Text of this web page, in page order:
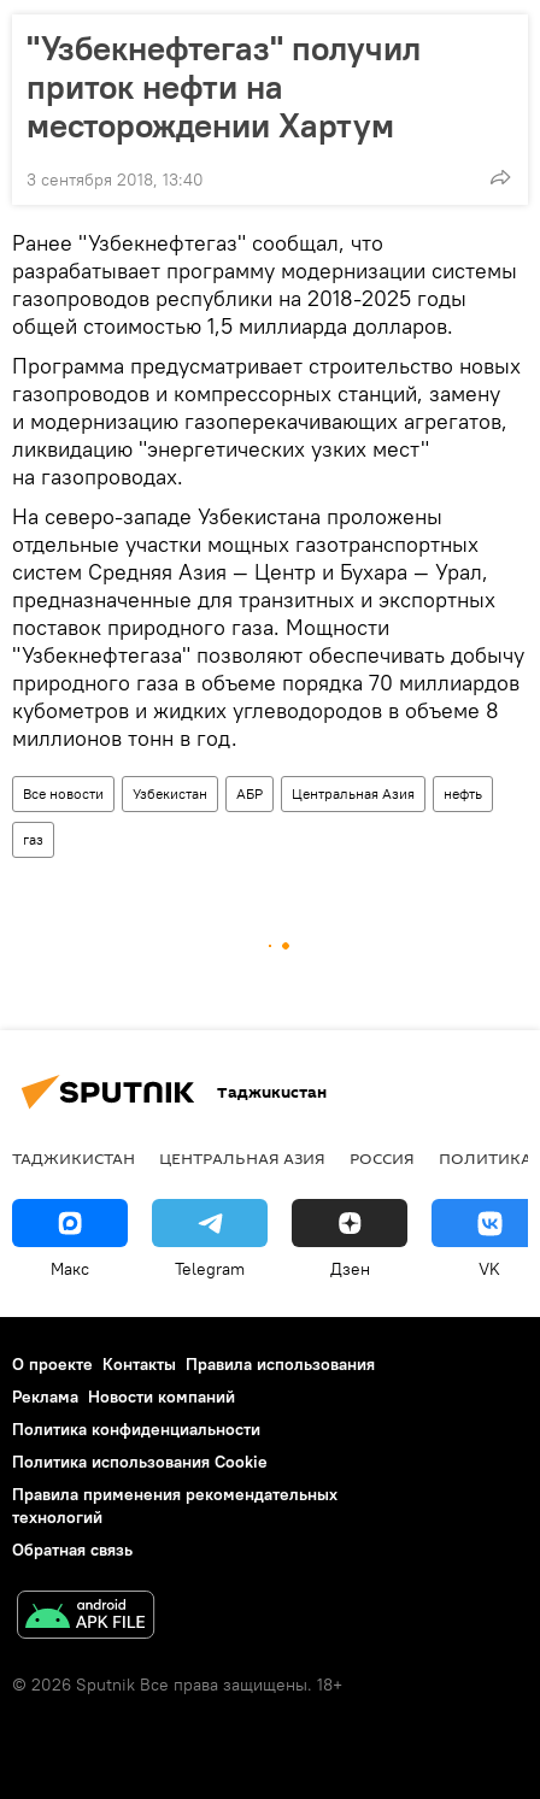
"Узбекнефтегаз" получил
приток нефти на
месторождении Хартум
3 сентября 2018, 13:40
Ранее "Узбекнефтегаз" сообщал, что
разрабатывает программу модернизации системы
газопроводов республики на 2018-2025 годы
общей стоимостью 1,5 миллиарда долларов.
Программа предусматривает строительство новых
газопроводов и компрессорных станций, замену
и модернизацию газоперекачивающих агрегатов,
ликвидацию "энергетических узких мест"
на газопроводах.
На северо-западе Узбекистана проложены
отдельные участки мощных газотранспортных
систем Средняя Азия — Центр и Бухара — Урал,
предназначенные для транзитных и экспортных
поставок природного газа. Мощности
"Узбекнефтегаза" позволяют обеспечивать добычу
природного газа в объеме порядка 70 миллиардов
кубометров и жидких углеводородов в объеме 8
миллионов тонн в год.
Все новости Узбекистан АБР Центральная Азия нефть
газ
Таджикистан
ТАДЖИКИСТАН ЦЕНТРАЛЬНАЯ АЗИЯ РОССИЯ ПОЛИТИКА
Макс Telegram Дзен VK
О проекте Контакты Правила использования
Реклама Новости компаний
Политика конфиденциальности
Политика использования Cookie
Правила применения рекомендательных
технологий
Обратная связь
© 2026 Sputnik Все права защищены. 18+